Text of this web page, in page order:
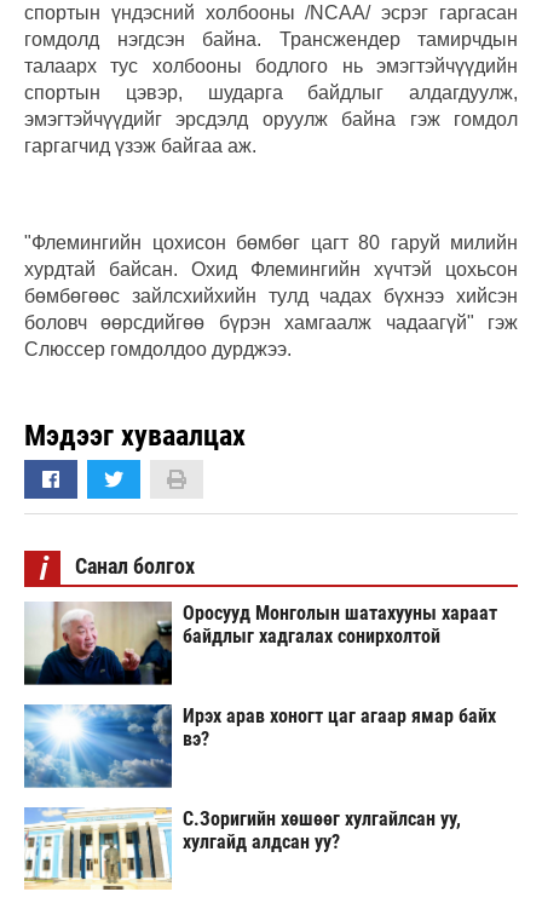
спортын үндэсний холбооны /NCAA/ эсрэг гаргасан
гомдолд нэгдсэн байна. Трансжендер тамирчдын
талаарх тус холбооны бодлого нь эмэгтэйчүүдийн
спортын цэвэр, шударга байдлыг алдагдуулж,
эмэгтэйчүүдийг эрсдэлд оруулж байна гэж гомдол
гаргагчид үзэж байгаа аж.
"Флемингийн цохисон бөмбөг цагт 80 гаруй милийн
хурдтай байсан. Охид Флемингийн хүчтэй цохьсон
бөмбөгөөс зайлсхийхийн тулд чадах бүхнээ хийсэн
боловч өөрсдийгөө бүрэн хамгаалж чадаагүй" гэж
Слюссер гомдолдоо дурджээ.
Мэдээг хуваалцах
i Санал болгох
Оросууд Монголын шатахууны хараат
байдлыг хадгалах сонирхолтой
Ирэх арав хоногт цаг агаар ямар байх
вэ?
С.Зоригийн хөшөөг хулгайлсан уу,
хулгайд алдсан уу?